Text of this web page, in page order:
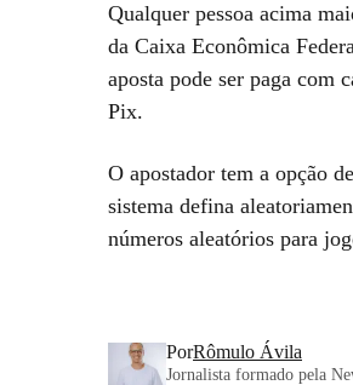
Qualquer pessoa acima
da Caixa Econômica
aposta pode ser paga com
Pix.
O apostador tem a opção
sistema defina
números aleatórios para
PorRômulo Ávila
Jornalista formado pela